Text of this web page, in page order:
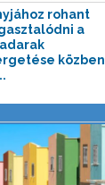
rohant
a
közben